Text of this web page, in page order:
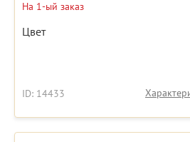
На 1-ый заказ
Цвет
ID: 14433